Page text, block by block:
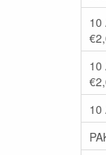
10
10
10